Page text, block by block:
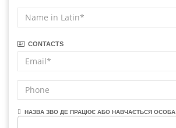
CONTACTS
НАЗВА ЗВО ДЕ ПРАЦЮЄ АБО НАВЧАЄТЬСЯ ОСОБА